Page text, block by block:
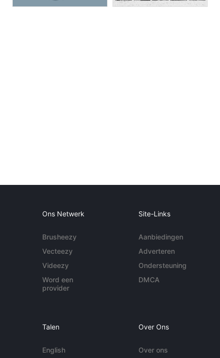
Ons Netwerk
Brusheezy
Vecteezy
Videezy
Word een
provider
Site-Links
Aanbiedingen
Adverteren
Ondersteuning
DMCA
Talen
English
Over Ons
Over ons